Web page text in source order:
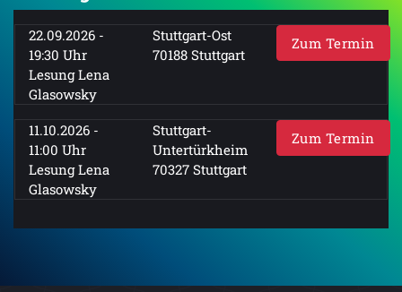
22.09.2026 -
19:30 Uhr
Lesung Lena
Glasowsky
Stuttgart-Ost
70188 Stuttgart
Zum Termin
11.10.2026 -
11:00 Uhr
Lesung Lena
Glasowsky
Stuttgart-
Untertürkheim
70327 Stuttgart
Zum Termin